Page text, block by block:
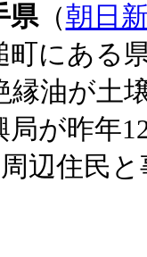
県（朝日
にある
縁油が土
局が昨年
辺住民